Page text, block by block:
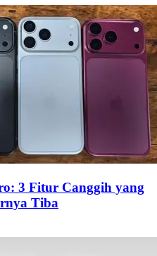
3 Fitur Canggih yang
Tiba